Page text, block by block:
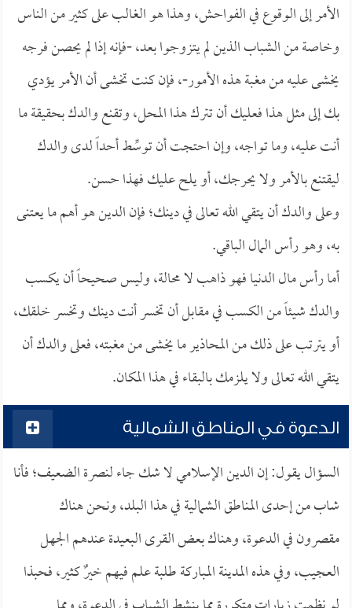
الأمر إلى الوقوع في الفواحش، وهذا هو الغالب على كثير من الناس
وخاصة من الشباب الذين لم يتزوجوا بعد، -فإنه إذا لم يحصن فرجه
يخشى عليه من مغبة هذه الأمور-، فإن كنت تخشى أن الأمر يؤدي
بك إلى مثل هذا فعليك أن تترك هذا المحل، وتقنع والدك بحقيقة ما
أنت عليه، وما تواجه، وإن احتجت أن توسِّط أحداً لدى والدك
ليقتنع بالأمر ولا يحرجك، أو يلح عليك فهذا حسن.
وعلى والدك أن يتقي الله تعالى في دينك؛ فإن الدين هو أهم ما يعتنى
به، وهو رأس المال الباقي.
أما رأس مال الدنيا فهو ذاهب لا محالة، وليس صحيحاً أن يكسب
والدك شيئاً من الكسب في مقابل أن تخسر أنت دينك وتخسر خلقك،
أو يترتب على ذلك من المحاذير ما يخشى من مغبته، فعلى والدك أن
يتقي الله تعالى ولا يلزمك بالبقاء في هذا المكان.
الدعوة في المناطق الشمالية
السؤال يقول: إن الدين الإسلامي لا شك جاء لنصرة الضعيف؛ فأنا
شاب من إحدى المناطق الشمالية في هذا البلد، ونحن هناك
مقصرون في الدعوة، وهناك بعض القرى البعيدة عندهم الجهل
العجيب، وفي هذه المدينة المباركة طلبة علم فيهم خيرٌ كثير، فحبذا